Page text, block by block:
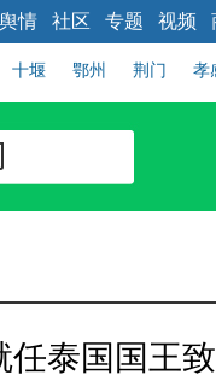
舆情 社区 专题 视频
十堰 鄂州 荆门 孝
任泰国国王